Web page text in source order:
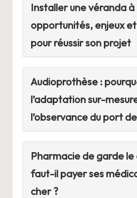
Installer une véranda à
opportunités, enjeux
pour réussir son projet
Audioprothèse :
l’adaptation sur-
l’observance du port
Pharmacie de garde le
faut-il payer ses
cher ?